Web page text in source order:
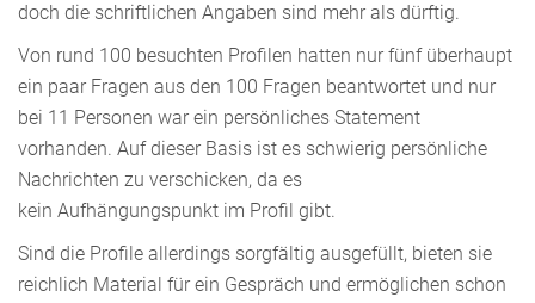
doch die schriftlichen Angaben sind mehr als dürftig.
Von rund 100 besuchten Profilen hatten nur fünf überhaupt
ein paar Fragen aus den 100 Fragen beantwortet und nur
bei 11 Personen war ein persönliches Statement
vorhanden. Auf dieser Basis ist es schwierig persönliche
Nachrichten zu verschicken, da es
kein Aufhängungspunkt im Profil gibt.
Sind die Profile allerdings sorgfältig ausgefüllt, bieten sie
reichlich Material für ein Gespräch und ermöglichen schon